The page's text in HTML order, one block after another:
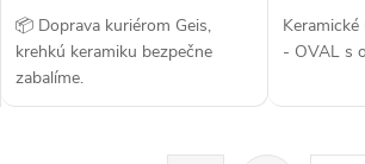
📦 Doprava kuriérom Geis,
krehkú keramiku bezpečne
zabalíme.
- OVAL s